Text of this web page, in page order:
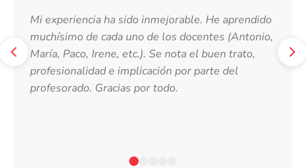
Mi experiencia ha sido inmejorable. He aprendido
muchísimo de cada uno de los docentes (Antonio,
María, Paco, Irene, etc.). Se nota el buen trato,
profesionalidad e implicación por parte del
profesorado. Gracias por todo.